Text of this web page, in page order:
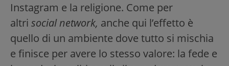
Instagram e la religione. Come per
altri social network, anche qui l’effetto è
quello di un ambiente dove tutto si mischia
e finisce per avere lo stesso valore: la fede e